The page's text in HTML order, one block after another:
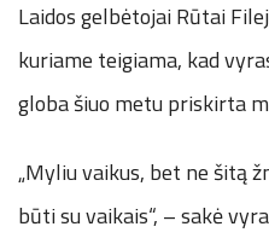
Laidos gelbėtojai Rūtai
kuriame teigiama, kad
globa šiuo metu priskirta
„Myliu vaikus, bet ne šitą
būti su vaikais“, – sakė